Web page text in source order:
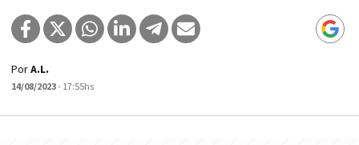
PorA.L.
14/08/2023- 17:55hs